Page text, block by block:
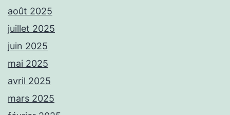
août 2025
juillet 2025
juin 2025
mai 2025
avril 2025
mars 2025